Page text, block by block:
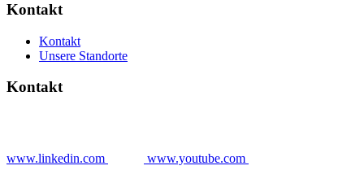
Kontakt
Kontakt
Unsere Standorte
Kontakt
www.linkedin.com www.youtube.com